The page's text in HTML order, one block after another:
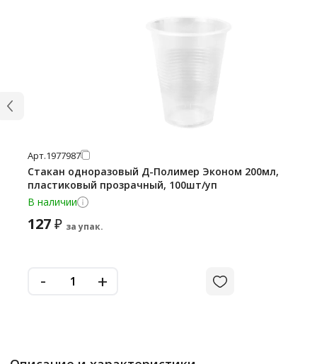
Арт.1977987
Стакан одноразовый Д-Полимер Эконом 200мл,
пластиковый прозрачный, 100шт/уп
В наличии
127₽ за упак.
- +